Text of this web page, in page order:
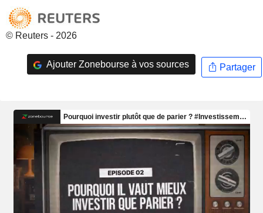
© Reuters - 2026
Ajouter Zonebourse à vos sources Partager